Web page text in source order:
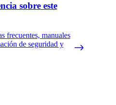
sobre este
frecuentes, manuales
de seguridad y